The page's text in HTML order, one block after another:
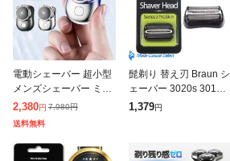
電動シェーバー 超小型
メンズシェーバー ミニ
シェーバー 深剃り 回転
式 usb充電式 電気カミ
2,380円 7,980円
送料無料
髭剃り 替え刃 Braun シ
ェーバー 3020s 3010s
320s 350cc ブラウン
1,379円